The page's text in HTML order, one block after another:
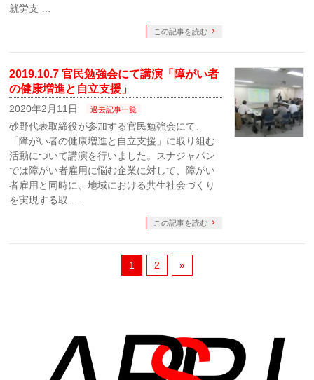
就労支 …
この記事を読む
2019.10.7 官民勉強会にて講演「障がい者
の健康増進と自立支援」
2020年2月11日 過去記事一覧
砂野代表取締役が参加する官民勉強会にて、
「障がい者の健康増進と自立支援」に取り組む
活動について講演を行いました。スナジャパン
では障がい者雇用に悩む企業に対して、障がい
者雇用と同時に、地域における共生社会づくり
を実現する取 …
この記事を読む
1 2 »